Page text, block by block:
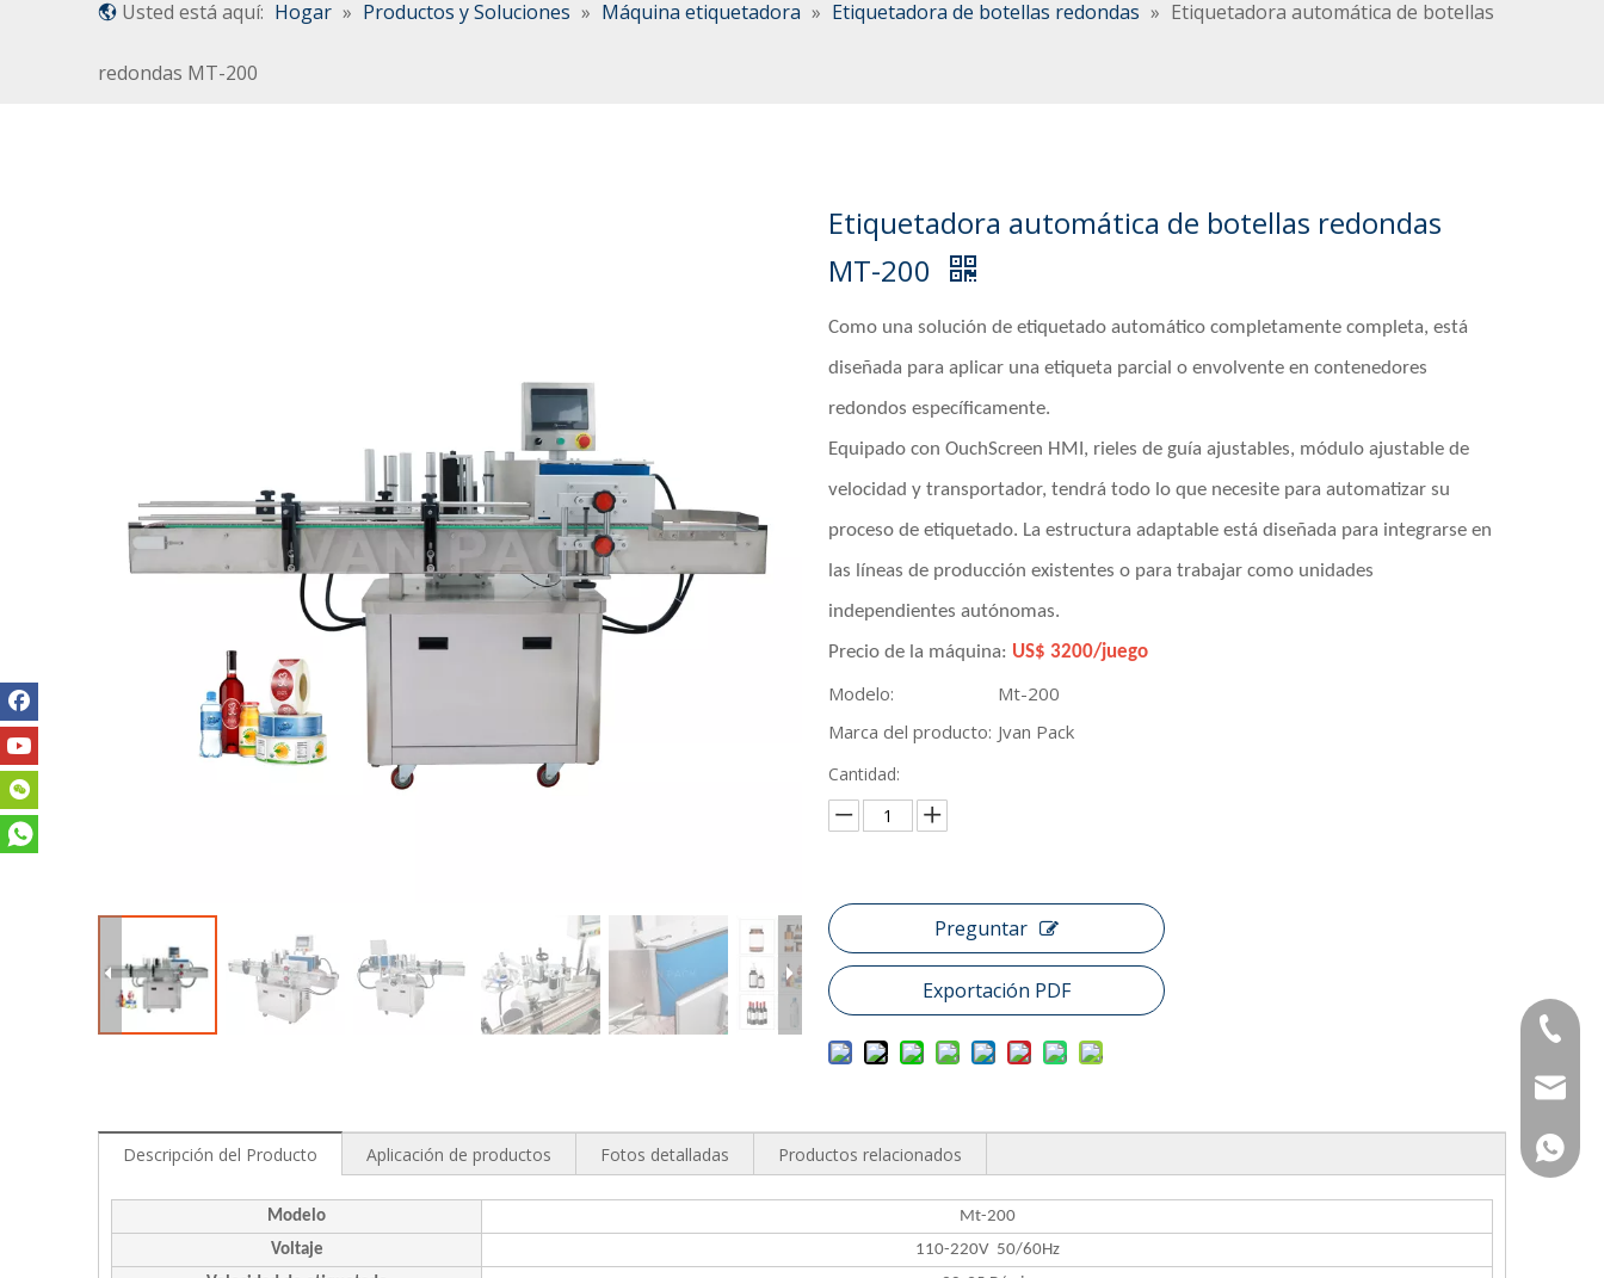
Usted está aquí: Hogar » Productos y Soluciones » Máquina etiquetadora » Etiquetadora de botellas redondas » Etiquetadora automática de botellas
redondas MT-200
Etiquetadora automática de botellas redondas
MT-200
Como una solución de etiquetado automático completamente completa, está
diseñada para aplicar una etiqueta parcial o envolvente en contenedores
redondos específicamente.
Equipado con OuchScreen HMI, rieles de guía ajustables, módulo ajustable de
velocidad y transportador, tendrá todo lo que necesite para automatizar su
proceso de etiquetado. La estructura adaptable está diseñada para integrarse en
las líneas de producción existentes o para trabajar como unidades
independientes autónomas.
Precio de la máquina: US$ 3200/juego
Modelo:
Mt-200
Marca del producto: Jvan Pack
Cantidad:
Preguntar
Exportación PDF
Descripción del Producto Aplicación de productos Fotos detalladas Productos relacionados
Modelo
Mt-200
Voltaje
110-220V 50/60Hz
+86-
+86-